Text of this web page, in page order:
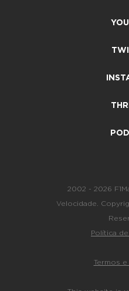
2002 - 2026
Velocidade.
Política
Termos